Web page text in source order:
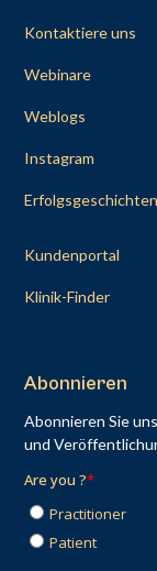
Kontaktiere uns
Webinare
Weblogs
Instagram
Erfolgsgeschichten
Kundenportal
Klinik-Finder
Abonnieren
Abonnieren Sie
und